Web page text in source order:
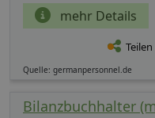
mehr Details
Teilen
Quelle: germanpersonnel.de
Bilanzbuchhalter